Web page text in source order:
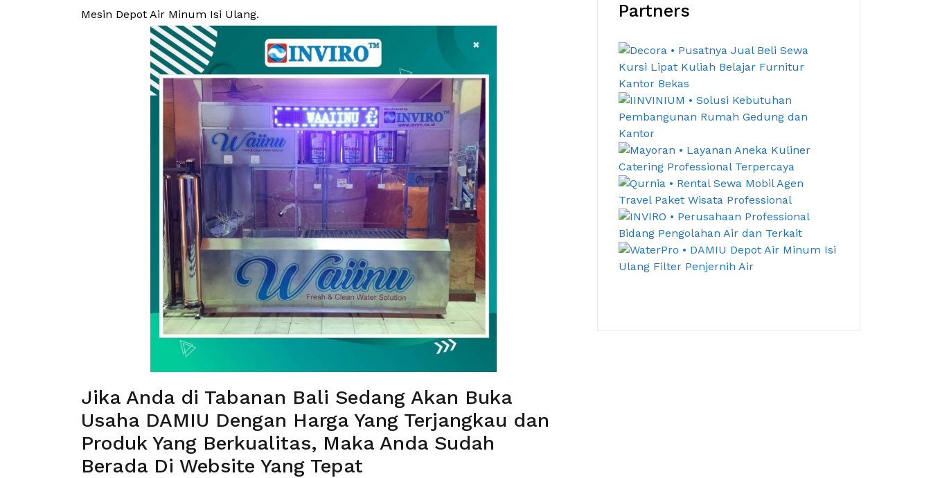
Mesin Depot Air Minum Isi Ulang.
Jika Anda di Tabanan Bali Sedang Akan Buka
Usaha DAMIU Dengan Harga Yang Terjangkau dan
Produk Yang Berkualitas, Maka Anda Sudah
Berada Di Website Yang Tepat
Partners